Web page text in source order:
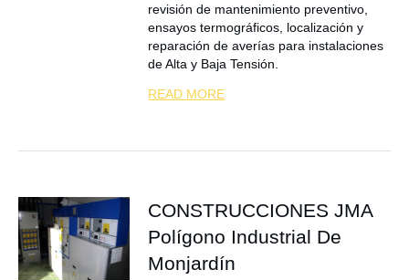
revisión de mantenimiento preventivo,
ensayos termográficos, localización y
reparación de averías para instalaciones
de Alta y Baja Tensión.
READ MORE
CONSTRUCCIONES JMA
Polígono Industrial De
Monjardín